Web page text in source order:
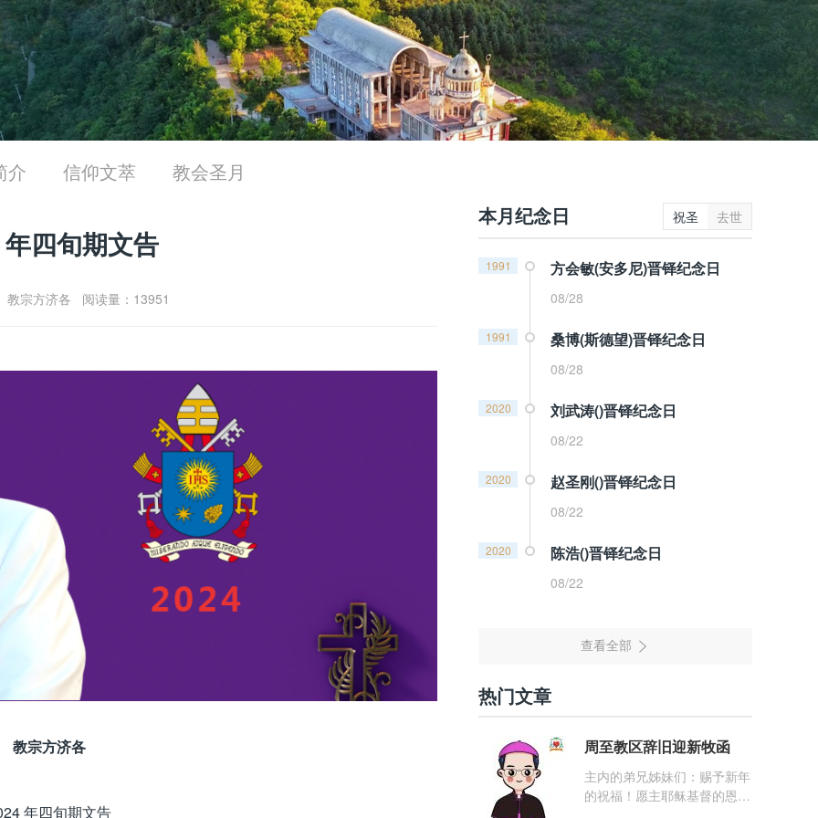
介 信仰文萃 教会圣月
四旬期文告
宗方济各 阅读量：13951
教宗方济各
年四旬期文告
本月纪念日 祝圣 去世
1991 方会敏(安多尼)晋铎纪念日
08/28
1991 桑博(斯德望)晋铎纪念日
08/28
2020 刘武涛()晋铎纪念日
08/22
2020 赵圣刚()晋铎纪念日
08/22
2020 陈浩()晋铎纪念日
08/22
热门文章
周至教区辞旧迎新牧函
主内的弟兄姊妹们：赐予新年
的祝福！愿主耶稣基督的恩